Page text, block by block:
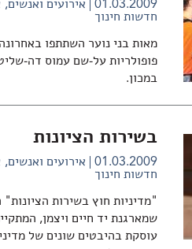
01.03.2009 אירועים ואנשים
חדשות חינוך
מאות בני נוער השתתפו
פופולריות על-שם עמוס דה-
במכון.
בשירות הציונות
01.03.2009 אירועים ואנשים
חדשות חינוך
"מדיניות חוץ בשירות
שמארגנת יד חיים ויצמן,
עוסקת בהיבטים שונים של